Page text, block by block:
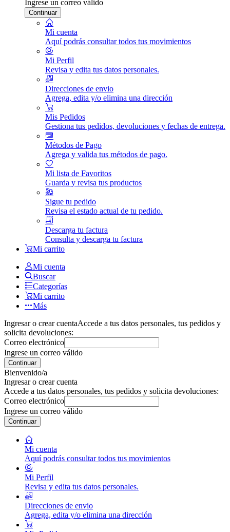
Ingrese un correo válido
Continuar
Mi cuenta
Aquí podrás consultar todos tus movimientos
Mi Perfil
Revisa y edita tus datos personales.
Direcciones de envio
Agrega, edita y/o elimina una dirección
Mis Pedidos
Gestiona tus pedidos, devoluciones y fechas de entrega.
Métodos de Pago
Agrega y valida tus métodos de pago.
Mi lista de Favoritos
Guarda y revisa tus productos
Sigue tu pedido
Revisa el estado actual de tu pedido.
Descarga tu factura
Consulta y descarga tu factura
Mi carrito
Mi cuenta
Buscar
Categorías
Mi carrito
Más
Ingresar o crear cuentaAccede a tus datos personales, tus pedidos y
solicita devoluciones:
Correo electrónico
Ingrese un correo válido
Continuar
Bienvenido/a
Ingresar o crear cuenta
Accede a tus datos personales, tus pedidos y solicita devoluciones:
Correo electrónico
Ingrese un correo válido
Continuar
Mi cuenta
Aquí podrás consultar todos tus movimientos
Mi Perfil
Revisa y edita tus datos personales.
Direcciones de envio
Agrega, edita y/o elimina una dirección